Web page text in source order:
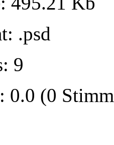
.psd
9
0.0 (0